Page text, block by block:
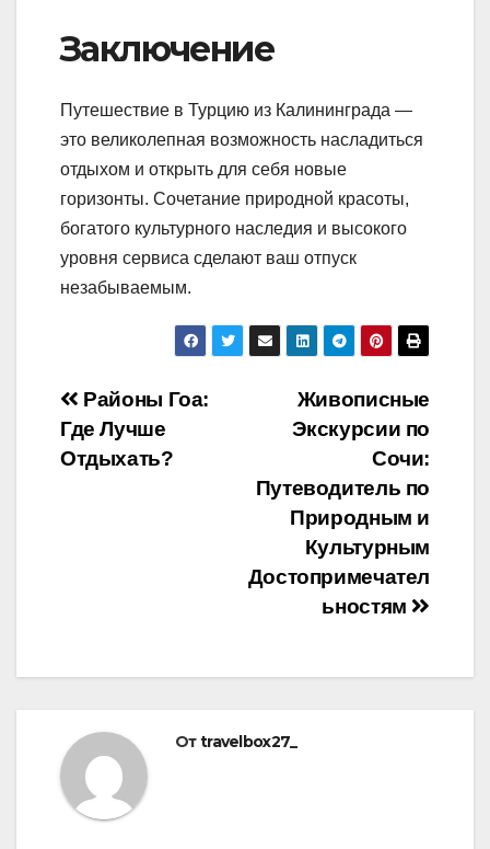
Заключение
Путешествие в Турцию из Калининграда —
это великолепная возможность насладиться
отдыхом и открыть для себя новые
горизонты. Сочетание природной красоты,
богатого культурного наследия и высокого
уровня сервиса сделают ваш отпуск
незабываемым.
Навигация
по
Живописные
Экскурсии по
Сочи:
Путеводитель по
Природным и
Культурным
Достопримечател
ьностям
Районы Гоа:
Где Лучше
Отдыхать?
Отtravelbox27_